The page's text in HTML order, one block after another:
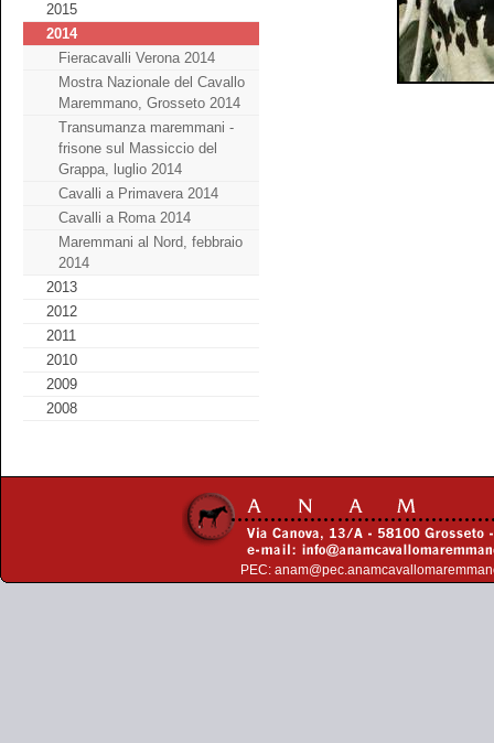
2015
2014
Fieracavalli Verona 2014
Mostra Nazionale del Cavallo
Maremmano, Grosseto 2014
Transumanza maremmani -
frisone sul Massiccio del
Grappa, luglio 2014
Cavalli a Primavera 2014
Cavalli a Roma 2014
Maremmani al Nord, febbraio
2014
2013
2012
2011
2010
2009
2008
PEC: